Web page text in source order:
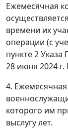
Ежемесячная
времени их
операции (с
пункте 2
28 июня 2024 г.
4.
которого им
выслугу лет.